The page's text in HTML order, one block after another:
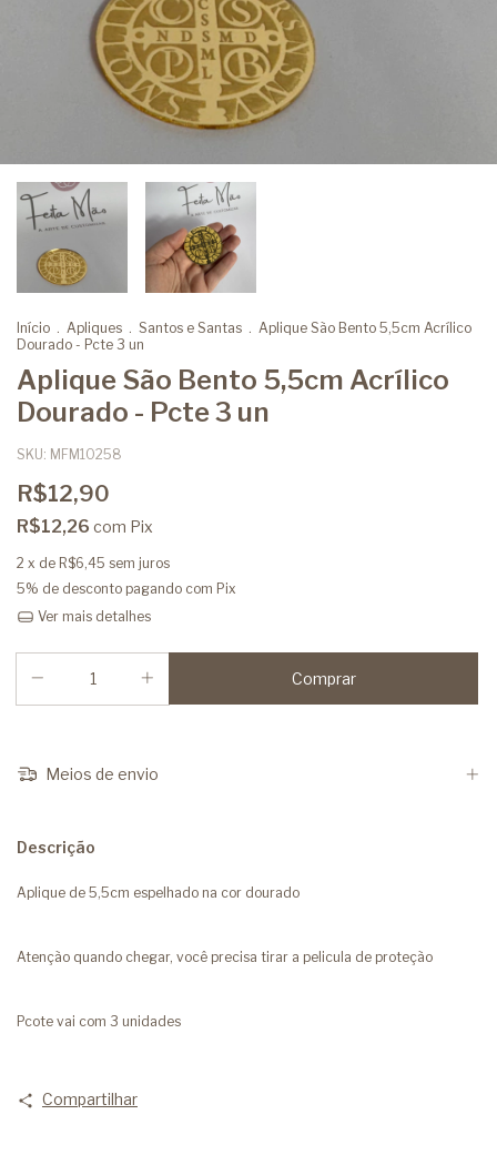
Início . Apliques . Santos e Santas . Aplique São Bento 5,5cm Acrílico
Dourado - Pcte 3 un
Aplique São Bento 5,5cm Acrílico
Dourado - Pcte 3 un
SKU: MFM10258
R$12,90
R$12,26 com Pix
2 x de R$6,45 sem juros
5% de desconto pagando com Pix
Ver mais detalhes
Meios de envio
Descrição
Aplique de 5,5cm espelhado na cor dourado
Atenção quando chegar, você precisa tirar a pelicula de proteção
Pcote vai com 3 unidades
Compartilhar